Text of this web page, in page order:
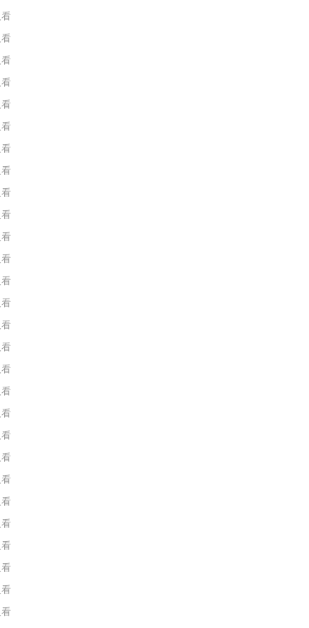
看
看
看
看
看
看
看
看
看
看
看
看
看
看
看
看
看
看
看
看
看
看
看
看
看
看
看
看